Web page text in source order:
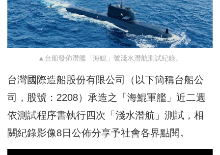
▲台船發佈潛艦「海鯤」號淺水潛航測試紀錄。
台灣國際造船股份有限公司（以下簡稱台船公
司，股號：2208）承造之「海鯤軍艦」近二週
依測試程序書執行四次「淺水潛航」測試，相
關紀錄影像8日公佈分享予社會各界點閱。